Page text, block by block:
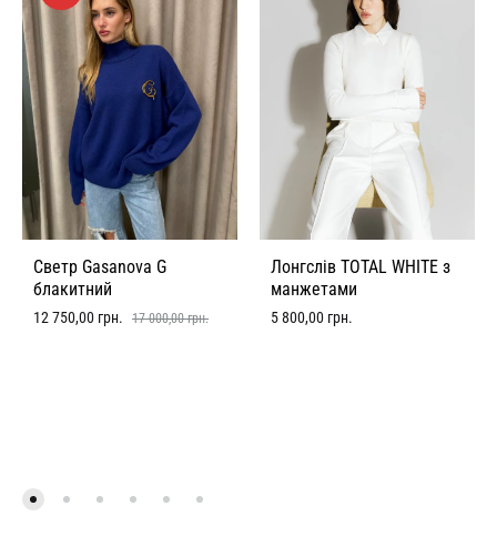
Светр Gasanova G
блакитний
12 750,00 грн. 17 000,00грн.
Лонгслів TOTAL WHITE з
манжетами
5 800,00 грн.